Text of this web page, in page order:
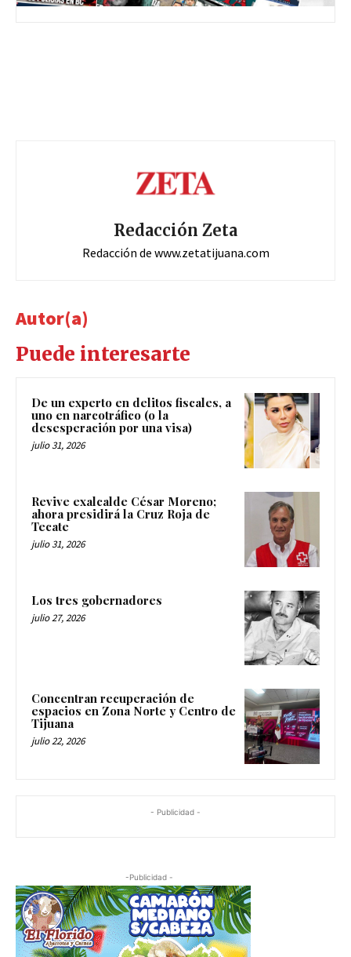
Redacción Zeta
Redacción de www.zetatijuana.com
Autor(a)
Puede interesarte
De un experto en delitos fiscales, a
uno en narcotráfico (o la
desesperación por una visa)
julio 31, 2026
Revive exalcalde César Moreno;
ahora presidirá la Cruz Roja de
Tecate
julio 31, 2026
Los tres gobernadores
julio 27, 2026
Concentran recuperación de
espacios en Zona Norte y Centro de
Tijuana
julio 22, 2026
- Publicidad -
-Publicidad -